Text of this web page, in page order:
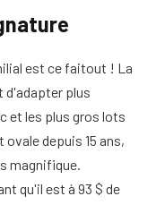
est ce faitout ! La
d'adapter plus
et les plus gros lots
depuis 15 ans,
magnifique.
qu'il est à 93 $ de